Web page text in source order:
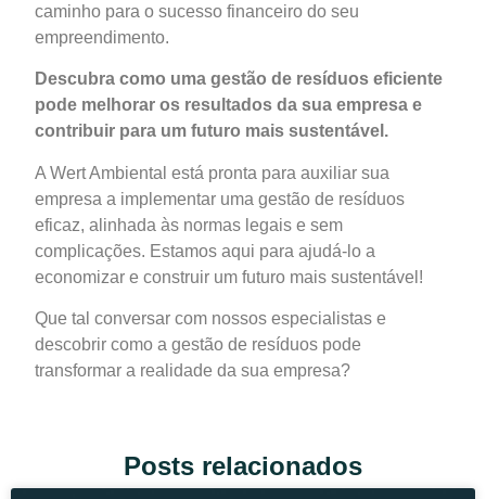
caminho para o sucesso financeiro do seu
empreendimento.
Descubra como uma gestão de resíduos eficiente
pode melhorar os resultados da sua empresa e
contribuir para um futuro mais sustentável.
A Wert Ambiental está pronta para auxiliar sua
empresa a implementar uma gestão de resíduos
eficaz, alinhada às normas legais e sem
complicações. Estamos aqui para ajudá-lo a
economizar e construir um futuro mais sustentável!
Que tal conversar com nossos especialistas e
descobrir como a gestão de resíduos pode
transformar a realidade da sua empresa?
Posts relacionados